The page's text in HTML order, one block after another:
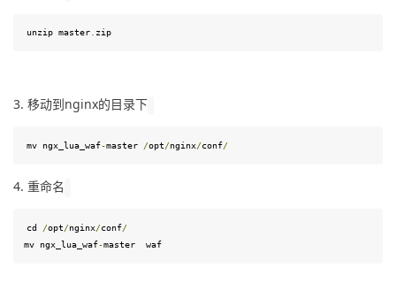
unzip master. zip
3. 移动到nginx的目录下
mv ngx_lua_waf-master /opt/nginx/conf/
4. 重命名
cd /opt/nginx/conf/
mv ngx_lua_waf-master waf